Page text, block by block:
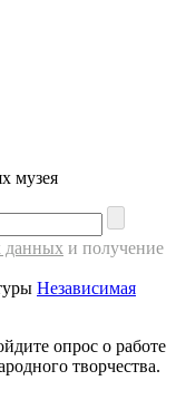
музея
данных и получение
Независимая
опрос о работе
творчества.